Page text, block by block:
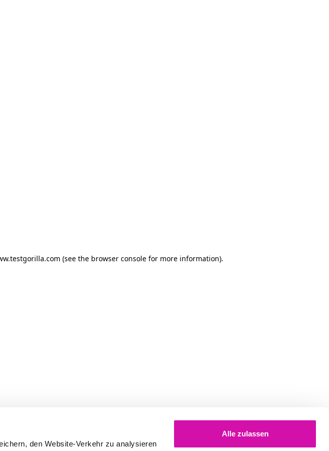
den Website-Verkehr zu analysieren
Alle zulassen
(see the browser console for more information).